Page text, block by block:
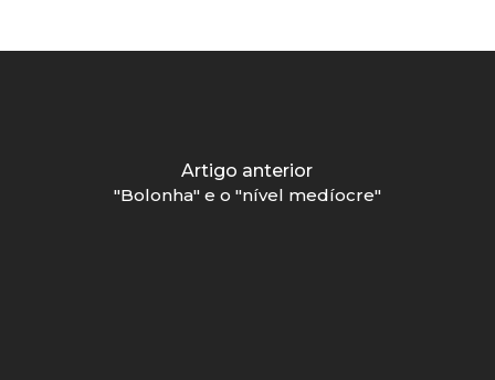
Artigo anterior
"Bolonha" e o "nível medíocre"